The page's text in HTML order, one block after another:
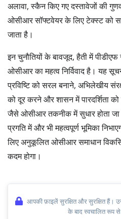
अलावा, स्कैन किए गए दस्तावेजों की
ओसीआर सॉफ्टवेयर के लिए टेक्स्ट को
जाता है।
इन चुनौतियों के बावजूद, हैती में
ओसीआर का महत्व निर्विवाद है। यह
प्रविष्टि को सरल बनाने, अभिलेखीय
को दूर करने और शासन में पारदर्शिता
जैसे ओसीआर तकनीक में सुधार होता जा
प्रगति में और भी महत्वपूर्ण भूमिका
लिए अनुकूलित ओसीआर समाधान
कदम होगा।
आपकी फ़ाइलें सुरक्षित और सुरक्षित हैं।
के बाद स्वचालित रूप से